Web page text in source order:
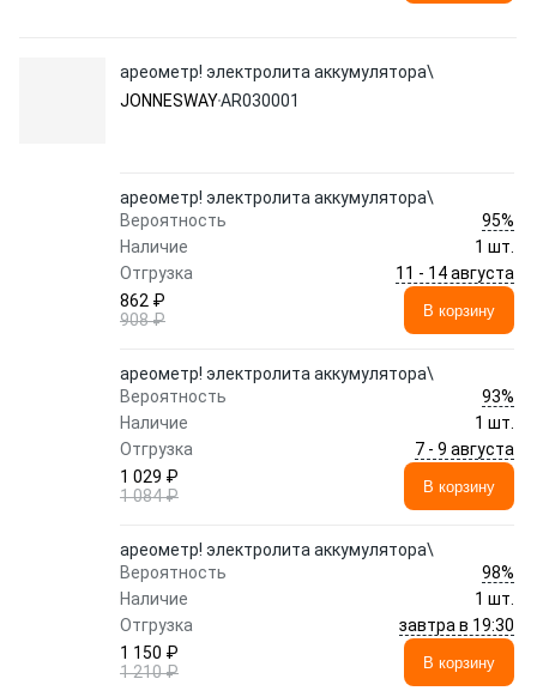
ареометр! электролита аккумулятора\
JONNESWAYAR030001
ареометр! электролита аккумулятора\
Вероятность
95%
Наличие
1 шт.
Отгрузка
11 - 14 августа
862 ₽
908 ₽
В корзину
ареометр! электролита аккумулятора\
Вероятность
93%
Наличие
1 шт.
Отгрузка
7 - 9 августа
1 029 ₽
1 084 ₽
В корзину
ареометр! электролита аккумулятора\
Вероятность
98%
Наличие
1 шт.
Отгрузка
завтра в 19:30
1 150 ₽
1 210 ₽
В корзину